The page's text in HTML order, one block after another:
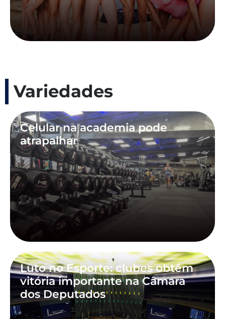
Variedades
Celular na academia pode
atrapalhar
Luto no Esporte: clubes obtêm
vitória importante na Câmara
dos Deputados